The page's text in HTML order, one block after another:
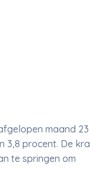
maand
3,8 procent. De
te springen om